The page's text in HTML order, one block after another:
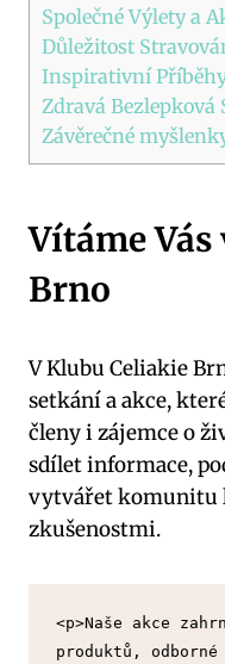
Společné Výlety a
Důležitost
Inspirativní
Zdravá Bezlepková
Závěrečné
Vítáme
Brno
V Klubu Celiakie
setkání a akce,
členy i zájemce o
sdílet informace,
vytvářet komunitu
zkušenostmi.
<p>Naše akce
produktů, odborné